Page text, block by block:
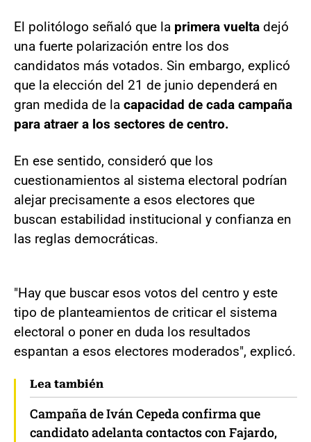
El politólogo señaló que la primera vuelta dejó
una fuerte polarización entre los dos
candidatos más votados. Sin embargo, explicó
que la elección del 21 de junio dependerá en
gran medida de la capacidad de cada campaña
para atraer a los sectores de centro.
En ese sentido, consideró que los
cuestionamientos al sistema electoral podrían
alejar precisamente a esos electores que
buscan estabilidad institucional y confianza en
las reglas democráticas.
"Hay que buscar esos votos del centro y este
tipo de planteamientos de criticar el sistema
electoral o poner en duda los resultados
espantan a esos electores moderados", explicó.
Lea también
Campaña de Iván Cepeda confirma que
candidato adelanta contactos con Fajardo,